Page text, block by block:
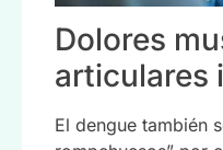
Dolores
articulares
El dengue también